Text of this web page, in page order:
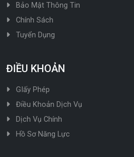
Bảo Mật Thông Tin
Chính Sách
Tuyển Dụng
ĐIỀU KHOẢN
GIấy Phép
Điều Khoản Dịch Vụ
Dịch Vụ Chính
Hồ Sơ Năng Lực